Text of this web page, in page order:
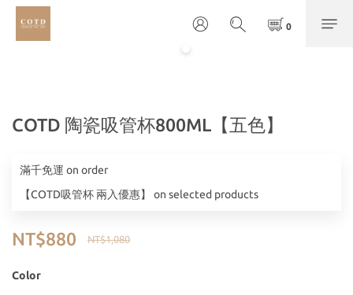
COTD 陶瓷吸管杯800ML【五色】
滿千免運 on order
【COTD吸管杯 兩入優惠】 on selected products
NT$1,080
NT$880
Color